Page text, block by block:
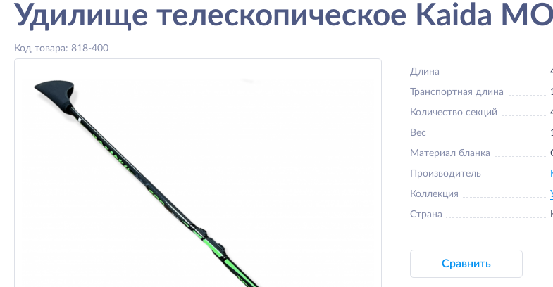
Удилище телескопическое Kaida
Код товара: 818-400
Длина
Транспортная длина
Количество секций
Вес
Материал бланка
Производитель
Коллекция
Страна
Сравнить